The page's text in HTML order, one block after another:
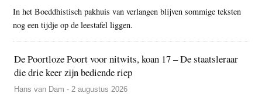
In het Boeddhistisch pakhuis van verlangen blijven sommige teksten
nog een tijdje op de leestafel liggen.
De Poortloze Poort voor nitwits, koan 17 – De staatsleraar
die drie keer zijn bediende riep
Hans van Dam - 2 augustus 2026